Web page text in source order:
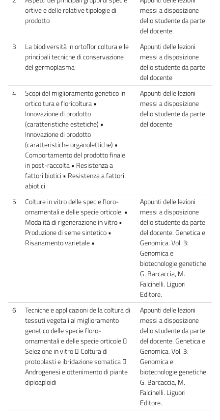
ortive e delle relative tipologie di
prodotto
messi a disposizione
dello studente da parte
del docente.
3
La biodiversità in ortofloricoltura e le
principali tecniche di conservazione
del germoplasma
Appunti delle lezioni
messi a disposizione
dello studente da parte
del docente
4
Scopi del miglioramento genetico in
orticoltura e floricoltura •
Innovazione di prodotto
(caratteristiche estetiche) •
Innovazione di prodotto
(caratteristiche organolettiche) •
Comportamento del prodotto finale
in post-raccolta • Resistenza a
fattori biotici • Resistenza a fattori
abiotici
Appunti delle lezioni
messi a disposizione
dello studente da parte
del docente
5
Colture in vitro delle specie floro-
ornamentali e delle specie orticole: •
Modalità di rigenerazione in vitro •
Produzione di seme sintetico •
Risanamento varietale •
Appunti delle lezioni
messi a disposizione
dello studente da parte
del docente. Genetica e
Genomica. Vol. 3:
Genomica e
biotecnologie genetiche.
G. Barcaccia, M.
Falcinelli. Liguori
Editore.
6
Tecniche e applicazioni della coltura di
tessuti vegetali al miglioramento
genetico delle specie floro-
ornamentali e delle specie orticole 
Selezione in vitro  Coltura di
protoplasti e ibridazione somatica 
Androgenesi e ottenimento di piante
diploaploidi
Appunti delle lezioni
messi a disposizione
dello studente da parte
del docente. Genetica e
Genomica. Vol. 3:
Genomica e
biotecnologie genetiche.
G. Barcaccia, M.
Falcinelli. Liguori
Editore.